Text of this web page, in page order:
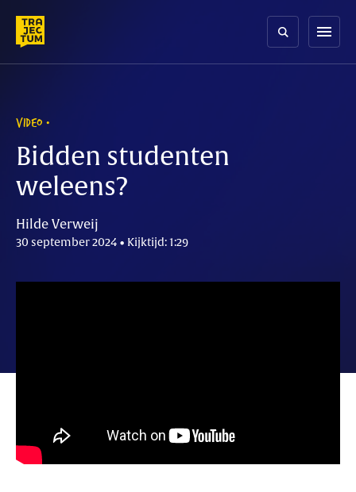
content
menu
VIDEO
Bidden studenten
weleens?
Hilde Verweij
30 september 2024 • Kijktijd: 1:29